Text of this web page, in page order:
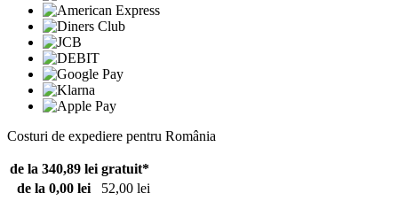
Costuri de expediere pentru România
de la 340,89 lei gratuit*
de la 0,00 lei
52,00 lei